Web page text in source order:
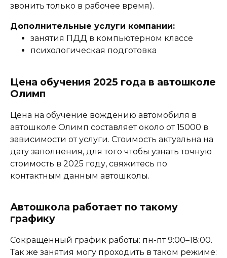
звонить только в рабочее время).
Дополнительные услуги компании:
занятия ПДД в компьютерном классе
психологическая подготовка
Цена обучения 2025 года в автошколе
Олимп
Цена на обучение вождению автомобиля в
автошколе Олимп составляет около от 15000 в
зависимости от услуги. Стоимость актуальна на
дату заполнения, для того чтобы узнать точную
стоимость в 2025 году, свяжитесь по
контактным данным автошколы.
Автошкола работает по такому
графику
Сокращенный график работы: пн-пт 9:00–18:00.
Так же занятия могу проходить в таком режиме: